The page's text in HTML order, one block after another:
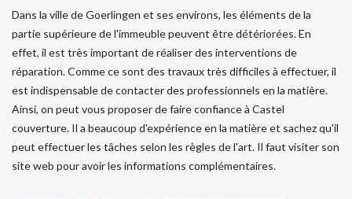
Dans la ville de Goerlingen et ses environs, les éléments de la
partie supérieure de l'immeuble peuvent être détériorées. En
effet, il est très important de réaliser des interventions de
réparation. Comme ce sont des travaux très difficiles à effectuer, il
est indispensable de contacter des professionnels en la matière.
Ainsi, on peut vous proposer de faire confiance à Castel
couverture. Il a beaucoup d'expérience en la matière et sachez qu'il
peut effectuer les tâches selon les règles de l'art. Il faut visiter son
site web pour avoir les informations complémentaires.